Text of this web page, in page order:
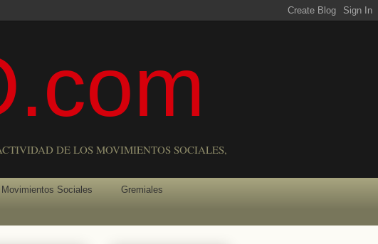
DE LOS MOVIMIENTOS SOCIALES,
Movimientos Sociales Gremiales